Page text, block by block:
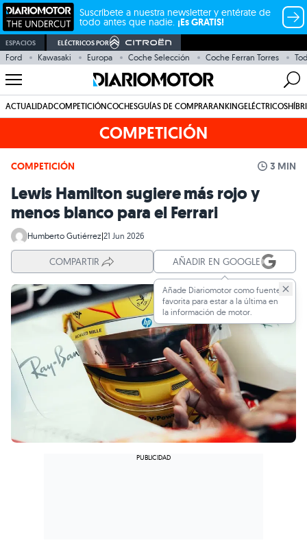
Suscríbete a nuestra newsletter y entérate de
todo antes que nadie. ¡Es GRATIS!
ESPACIOS ELÉCTRICOS POR
Ford Kawasaki Europa Coche Selección Coche Ferran Torres
ACTUALIDADCOMPETICIÓNCOCHESGUÍAS DE COMPRARANKINGELÉCTRICOS
COMPETICIÓN
COMPETICIÓN 3 MIN
Lewis Hamilton sugiere más rojo y
menos blanco para el Ferrari
Humberto Gutiérrez|21 Jun 2026
COMPARTIR AÑADIR EN GOOGLE
Añade Diariomotor como fuente
favorita para estar a la última en
la información de motor.